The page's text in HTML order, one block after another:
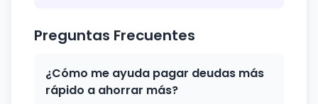
Preguntas Frecuentes
¿Cómo me ayuda pagar deudas más
rápido a ahorrar más?